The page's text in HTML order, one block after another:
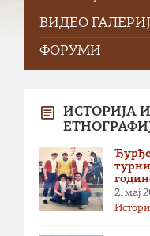
ВИДЕО
ФОРУМИ
ИСТОРИЈА И
2. мај